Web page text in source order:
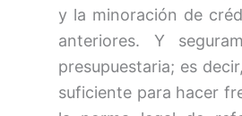
y la minoración de
anteriores. Y
presupuestaria; es
suficiente para hacer